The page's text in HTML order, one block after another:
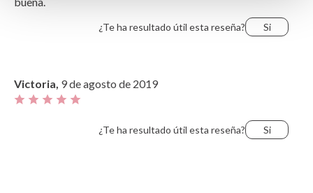
¿Te ha resultado útil esta reseña? Si
Victoria, 9 de agosto de 2019
¿Te ha resultado útil esta reseña? Si